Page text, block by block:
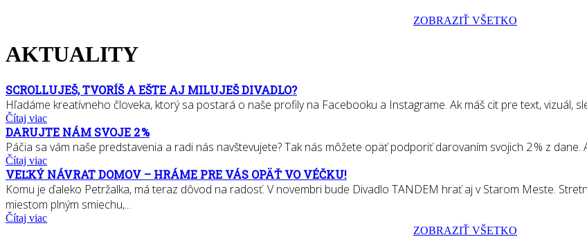
ZOBRAZIŤ VŠETKO
AKTUALITY
SCROLLUJEŠ, TVORÍŠ A EŠTE AJ MILUJEŠ DIVADLO?
Hľadáme kreatívneho človeka, ktorý sa postará o naše profily na Facebooku a Instagrame. Ak máš cit pre text, vizuál,
Čítaj viac
DARUJTE NÁM SVOJE 2 %
Páčia sa vám naše predstavenia a radi nás navštevujete? Tak nás môžete opäť podporiť darovaním svojich 2 % z dane.
Čítaj viac
VEĽKÝ NÁVRAT DOMOV – HRÁME PRE VÁS OPÄŤ VO VÉČKU!
Komu je ďaleko Petržalka, má teraz dôvod na radosť. V novembri bude Divadlo TANDEM hrať aj v Starom Meste.
miestom plným smiechu,...
Čítaj viac
ZOBRAZIŤ VŠETKO